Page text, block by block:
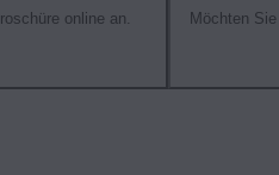
online an.
Möchten